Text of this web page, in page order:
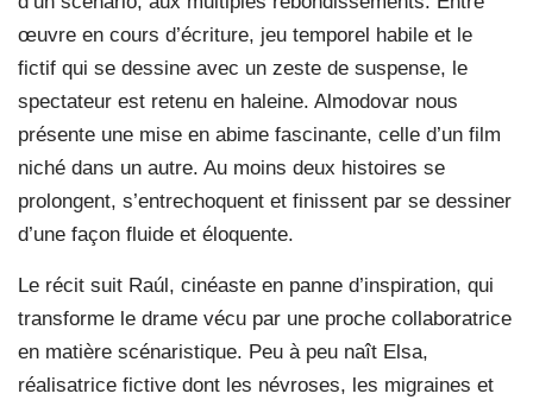
œuvre en cours d’écriture, jeu temporel habile et le
fictif qui se dessine avec un zeste de suspense, le
spectateur est retenu en haleine. Almodovar nous
présente une mise en abime fascinante, celle d’un film
niché dans un autre. Au moins deux histoires se
prolongent, s’entrechoquent et finissent par se dessiner
d’une façon fluide et éloquente.
Le récit suit Raúl, cinéaste en panne d’inspiration, qui
transforme le drame vécu par une proche collaboratrice
en matière scénaristique. Peu à peu naît Elsa,
réalisatrice fictive dont les névroses, les migraines et